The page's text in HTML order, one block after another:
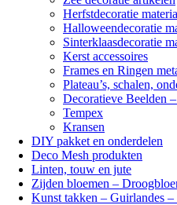
Herfstdecoratie
Halloweendecoratie
Sinterklaasdecoratie
Kerst accessoires
Frames en Ringen
Plateau’s, schalen,
Decoratieve Beelden
Tempex
Kransen
DIY pakket en onderdelen
Deco Mesh produkten
Linten, touw en jute
Zijden bloemen –
Kunst takken – Guirlandes –